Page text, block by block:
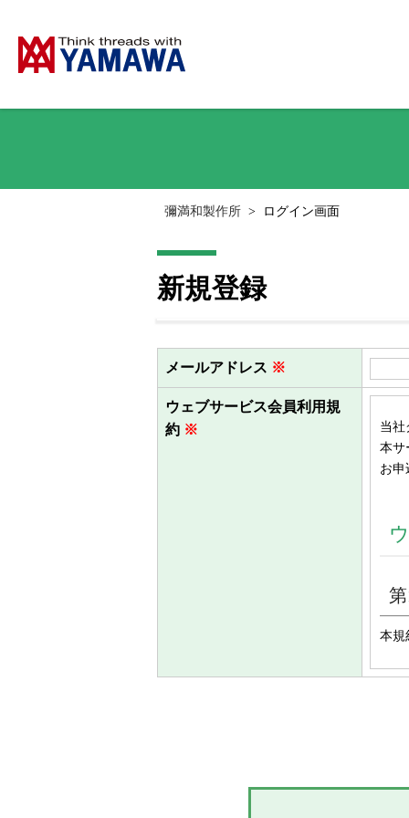
彌満和製作所 > ログイン画面
新規登録
メールアドレス ※
ウェブサービス会員利用規
約 ※
当社
本サ
お申
本規